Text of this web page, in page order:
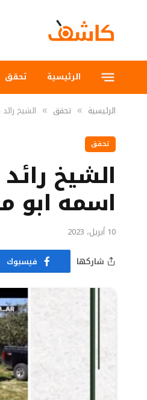
الرئيسية تحقق
الرئيسية » تحقق » الشيخ
تحقق
الشيخ
اسمه ابو
10 أبريل، 2023
شاركها
فيسبوك